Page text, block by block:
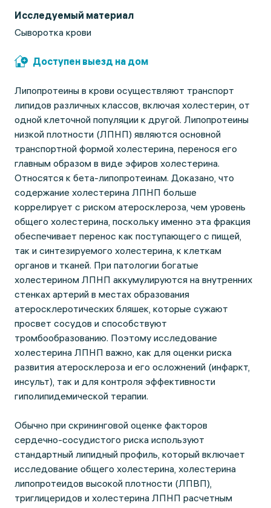
Исследуемый материал
Сыворотка крови
Доступен выезд на дом
Липопротеины в крови осуществляют транспорт
липидов различных классов, включая холестерин, от
одной клеточной популяции к другой. Липопротеины
низкой плотности (ЛПНП) являются основной
транспортной формой холестерина, перенося его
главным образом в виде эфиров холестерина.
Относятся к бета-липопротеинам. Доказано, что
содержание холестерина ЛПНП больше
коррелирует с риском атеросклероза, чем уровень
общего холестерина, поскольку именно эта фракция
обеспечивает перенос как поступающего с пищей,
так и синтезируемого холестерина, к клеткам
органов и тканей. При патологии богатые
холестерином ЛПНП аккумулируются на внутренних
стенках артерий в местах образования
атеросклеротических бляшек, которые сужают
просвет сосудов и способствуют
тромбообразованию. Поэтому исследование
холестерина ЛПНП важно, как для оценки риска
развития атеросклероза и его осложнений (инфаркт,
инсульт), так и для контроля эффективности
гиполипидемической терапии.
Обычно при скрининговой оценке факторов
сердечно-сосудистого риска используют
стандартный липидный профиль, который включает
исследование общего холестерина, холестерина
липопротеидов высокой плотности (ЛПВП),
триглицеридов и холестерина ЛПНП расчетным